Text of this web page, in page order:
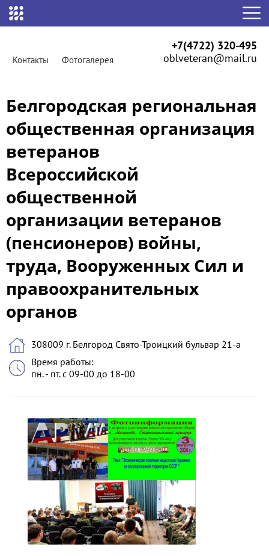
Контакты Фотогалерея
+7(4722) 320-495
oblveteran@mail.ru
Белгородская региональная
общественная организация
ветеранов
Всероссийской
общественной
организации ветеранов
(пенсионеров) войны,
труда, Вооруженных Сил и
правоохранительных
органов
308009 г. Белгород Свято-Троицкий бульвар 21-а
Время работы:
пн. - пт. с 09-00 до 18-00